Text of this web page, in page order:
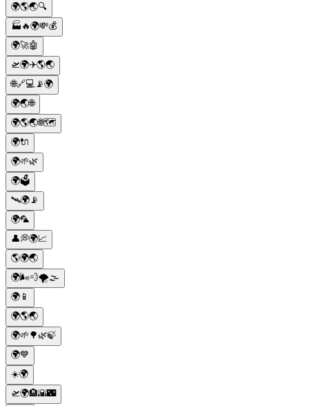
🌍🌎🌏🔍
🏭🔥🌍💸💰
🌍🚀🤖
🛫🌍✈️🌎🌏
🌐🔗💻📡🌍
🌍🌏🌐
🌍🌎🌏🌐🗺️
🌍🔌
🌍🌱🌿
🌍🗳️
🛰️🌍📡
🌍🦜
👤💭🌍📈
🌎🌍🌏
🌍🌬️💨🌪️🌫️
🌍📱
🌍🌎🌏
🌍🌱🌳🌿🍃
🌍💙
☀️🌍
🛫🌍🏨🌇🌃